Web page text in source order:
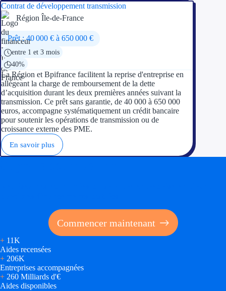
Contrat de développement transmission
Région Île-de-France
Prêt : 40 000 € à 650 000 €
entre 1 et 3 mois
40%
La Région et Bpifrance facilitent la reprise d'entreprise en
allégeant la charge de remboursement de la dette
d’acquisition durant les deux premières années suivant la
transmission. Ce prêt sans garantie, de 40 000 à 650 000
euros, accompagne systématiquement un crédit bancaire
pour soutenir les opérations de transmission ou de
croissance externe des PME.
En savoir plus
Commencer maintenant
+ 11K
Aides recensées
+ 206K
Entreprises accompagnées
+ 260 Milliards d'€
Aides disponibles